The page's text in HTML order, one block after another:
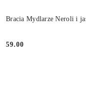
Bracia Mydlarze Neroli i
Cena:
59.00